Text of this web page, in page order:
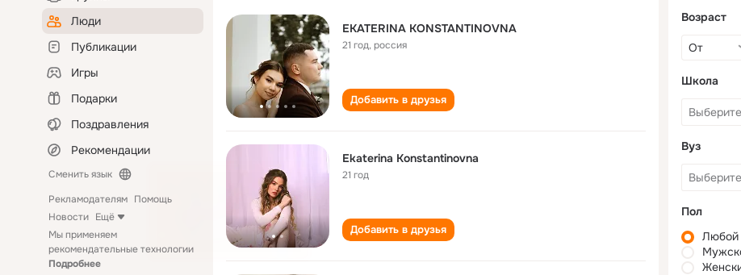
Люди
Публикации
Игры
Подарки
Поздравления
Рекомендации
Сменить язык
Рекламодателям Помощь
Новости Ещё
Мы применяем
рекомендательные технологии
Подробнее
EKATERINA KONSTANTINOVNA
21 год,россия
Добавить в друзья
Ekaterina Konstantinovna
21 год
Добавить в друзья
Возраст
Школа
Вуз
Пол
Любой